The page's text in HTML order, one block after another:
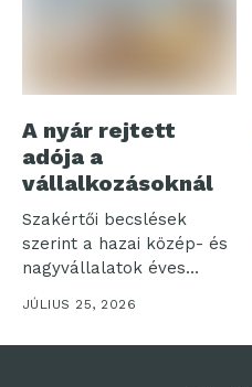
A nyár rejtett
adója a
vállalkozásoknál
Szakértői becslések
szerint a hazai közép- és
nagyvállalatok éves
nyereségének akár
JÚLIUS 25, 2026